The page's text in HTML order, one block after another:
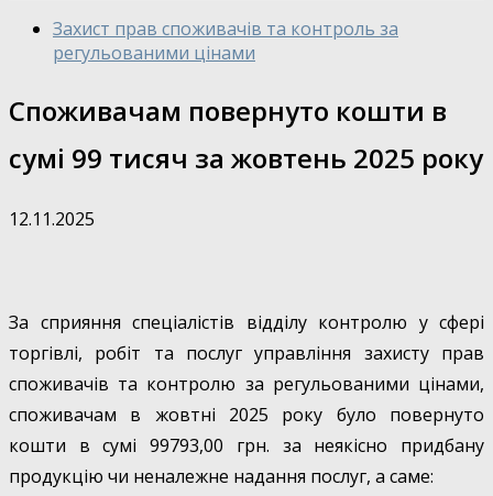
Захист прав споживачів та контроль за
регульованими цінами
Споживачам повернуто кошти в
сумі 99 тисяч за жовтень 2025 року
12.11.2025
За сприяння спеціалістів відділу контролю у сфері
торгівлі, робіт та послуг управління захисту прав
споживачів та контролю за регульованими цінами,
споживачам в жовтні 2025 року було повернуто
кошти в сумі 99793,00 грн. за неякісно придбану
продукцію чи неналежне надання послуг, а саме: